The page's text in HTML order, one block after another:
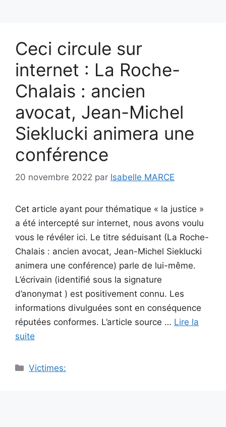
Ceci circule sur
internet : La Roche-
Chalais : ancien
avocat, Jean-Michel
Sieklucki animera une
conférence
20 novembre 2022 par Isabelle MARCE
Cet article ayant pour thématique « la justice »
a été intercepté sur internet, nous avons voulu
vous le révéler ici. Le titre séduisant (La Roche-
Chalais : ancien avocat, Jean-Michel Sieklucki
animera une conférence) parle de lui-même.
L’écrivain (identifié sous la signature
d’anonymat ) est positivement connu. Les
informations divulguées sont en conséquence
réputées conformes. L’article source … Lire la
suite
Catégories
Victimes: